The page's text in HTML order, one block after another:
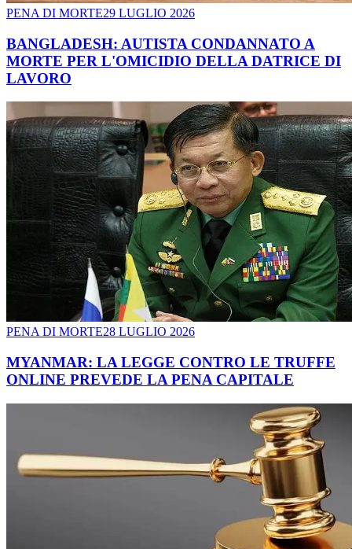
PENA DI MORTE29 LUGLIO 2026
BANGLADESH: AUTISTA CONDANNATO A
MORTE PER L'OMICIDIO DELLA DATRICE DI
LAVORO
PENA DI MORTE28 LUGLIO 2026
MYANMAR: LA LEGGE CONTRO LE TRUFFE
ONLINE PREVEDE LA PENA CAPITALE